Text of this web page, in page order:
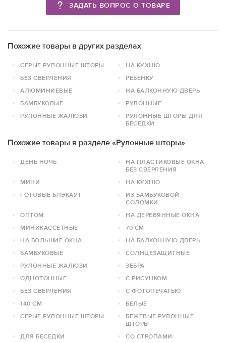
ЗАДАТЬ ВОПРОС О ТОВАРЕ
Похожие товары в других разделах
СЕРЫЕ РУЛОННЫЕ ШТОРЫ
НА КУХНЮ
БЕЗ СВЕРЛЕНИЯ
РЕБЕНКУ
АЛЮМИНИЕВЫЕ
НА БАЛКОННУЮ ДВЕРЬ
БАМБУКОВЫЕ
РУЛОННЫЕ
РУЛОННЫЕ ЖАЛЮЗИ
РУЛОННЫЕ ШТОРЫ ДЛЯ
БЕСЕДКИ
Похожие товары в разделе «Рулонные шторы»
ДЕНЬ НОЧЬ
НА ПЛАСТИКОВЫЕ ОКНА
БЕЗ СВЕРЛЕНИЯ
МИНИ
НА КУХНЮ
ГОТОВЫЕ БЛЭКАУТ
ИЗ БАМБУКОВОЙ
СОЛОМКИ
ОПТОМ
НА ДЕРЕВЯННЫЕ ОКНА
МИНИКАССЕТНЫЕ
70 СМ
НА БОЛЬШИЕ ОКНА
НА БАЛКОННУЮ ДВЕРЬ
БАМБУКОВЫЕ
СОЛНЦЕЗАЩИТНЫЕ
РУЛОННЫЕ ЖАЛЮЗИ
ЗЕБРА
ОДНОТОННЫЕ
С РИСУНКОМ
БЕЗ СВЕРЛЕНИЯ
С ФОТОПЕЧАТЬЮ
140 СМ
БЕЛЫЕ
СЕРЫЕ РУЛОННЫЕ ШТОРЫ
БЕЖЕВЫЕ РУЛОННЫЕ
ШТОРЫ
ДЛЯ БЕСЕДКИ
СО СТРОПАМИ